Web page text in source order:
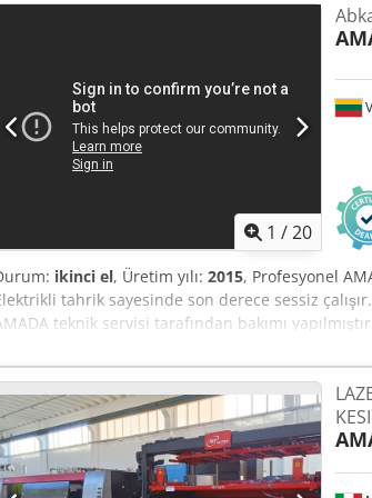
AKAS otomatik lazer Başka sorularınız olursa,
1 /20
ikinci el, Üretim yılı: 2015, Profesyonel
tahrik sayesinde son derece sessiz
teknik servisi tarafından bakımı
ekipmanlar olmadan satılmaktadır.
Dox Ahgerf Üretici: AMADA Model:
kN) Çalışma Uzunluğu: 3000 mm
Mesafe: 2705 mm Hareket: 200 mm Derinlik
Hızı: 10 mm/s Geri Dönüş Hızı: 100
mm Genişlik: 2430 mm Yükseklik: 2680 mm
ekran Üst Ekipman Bağlantısı: Amada